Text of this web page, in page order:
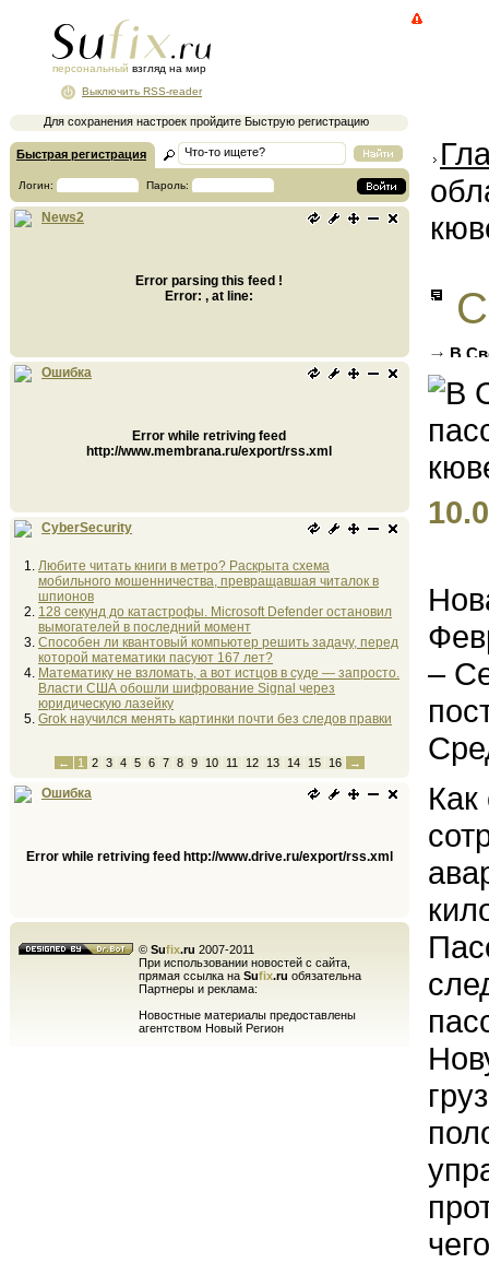
персональный взгляд на мир
Для сохранения настроек пройдите Быструю регистрацию
Выключить RSS-reader
Быстрая регистрация
Логин: Пароль:
News2
Error parsing this feed !
Error: , at line:
Ошибка
Error while retriving feed
http://www.membrana.ru/export/rss.xml
CyberSecurity
Любите читать книги в метро? Раскрыта схема
мобильного мошенничества, превращавшая читалок в
шпионов
128 секунд до катастрофы. Microsoft Defender остановил
вымогателей в последний момент
Способен ли квантовый компьютер решить задачу, перед
которой математики пасуют 167 лет?
Математику не взломать, а вот истцов в суде — запросто.
Власти США обошли шифрование Signal через
юридическую лазейку
Grok научился менять картинки почти без следов правки
← 1 2 3 4 5 6 7 8 9 10 11 12 13 14 15 16 →
Ошибка
Error while retriving feed http://www.drive.ru/export/rss.xml
© Sufix.ru 2007-2011
При использовании новостей с сайта,
прямая ссылка на Sufix.ru обязательна
Партнеры и реклама:
Новостные материалы предоставлены
агентством Новый Регион
В
–